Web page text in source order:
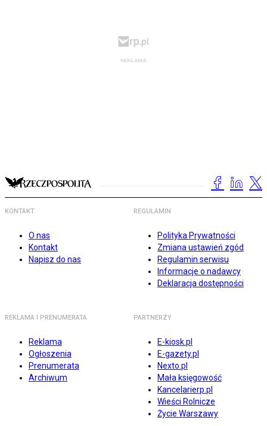
KONTAKT
O nas
Kontakt
Napisz do nas
REGULAMIN
Polityka Prywatności
Zmiana ustawień zgód
Regulamin serwisu
Informacje o nadawcy
Deklaracja dostępności
REKLAMA I PRENUMERATA
Reklama
Ogłoszenia
Prenumerata
Archiwum
PARTNERZY
E-kiosk.pl
E-gazety.pl
Nexto.pl
Mała księgowość
Kancelarierp.pl
Wieści Rolnicze
Życie Warszawy